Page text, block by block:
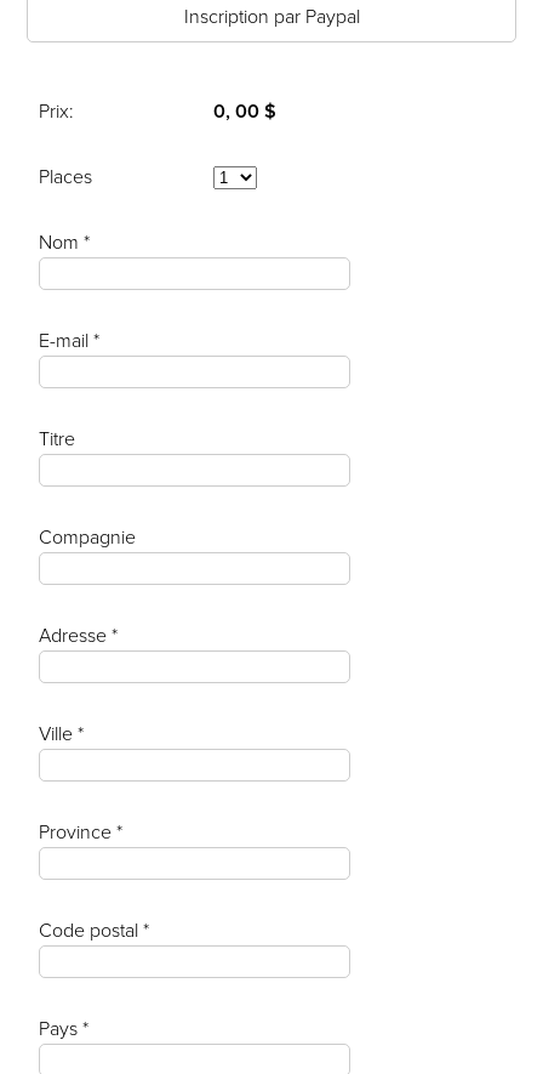
Inscription par Paypal
Prix: 0, 00 $
Places
Nom *
E-mail *
Titre
Compagnie
Adresse *
Ville *
Province *
Code postal *
Pays *